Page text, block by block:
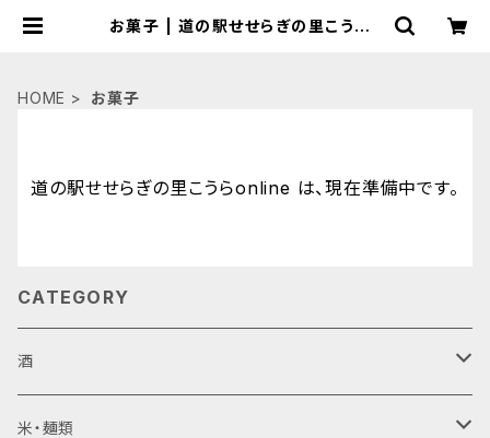
お菓子 | 道の駅せせらぎの里こうらo
HOME お菓子
道の駅せせらぎの里こうらonline は、現在準備中です。
CATEGORY
酒
ビール
米・麺類